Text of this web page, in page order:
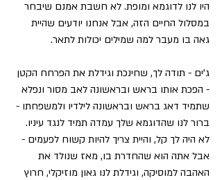
היו לנו לדוגמא ומופת. לא חשבת אמנם שיבחר
במסלול החיים הזה, אבל אנחנו יודעים שהיית
גאה בו מעבר למה שמילים יכולות לתאר.
ג'ים - תודה לך, שחינכת וגידלת את הפרחח הקטן
- הפכת אותו בראש ובראשונה לאב מסור ונפלא
שתמיד דאג בראש ובראשונה לילדיו ולמשפחתו -
ברור לנו שהדוגמא שלך עמדה תמיד לנגד עיניו.
לא היה לך קל, והיית צריך להיות קשוח לפעמים -
אבל אתה הוא שהחדרת בו, מאז שנולד את
האהבה למוסיקה, וגידלת לנו גאון מוזיקלי, חרוץ